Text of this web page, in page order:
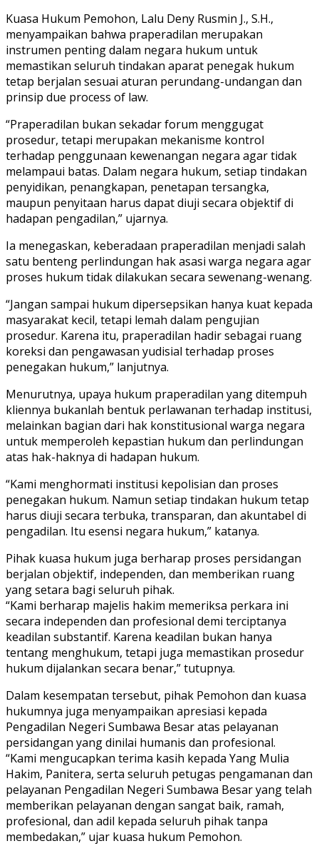
Kuasa Hukum Pemohon, Lalu Deny Rusmin J., S.H.,
menyampaikan bahwa praperadilan merupakan
instrumen penting dalam negara hukum untuk
memastikan seluruh tindakan aparat penegak hukum
tetap berjalan sesuai aturan perundang-undangan dan
prinsip due process of law.
“Praperadilan bukan sekadar forum menggugat
prosedur, tetapi merupakan mekanisme kontrol
terhadap penggunaan kewenangan negara agar tidak
melampaui batas. Dalam negara hukum, setiap tindakan
penyidikan, penangkapan, penetapan tersangka,
maupun penyitaan harus dapat diuji secara objektif di
hadapan pengadilan,” ujarnya.
Ia menegaskan, keberadaan praperadilan menjadi salah
satu benteng perlindungan hak asasi warga negara agar
proses hukum tidak dilakukan secara sewenang-wenang.
“Jangan sampai hukum dipersepsikan hanya kuat kepada
masyarakat kecil, tetapi lemah dalam pengujian
prosedur. Karena itu, praperadilan hadir sebagai ruang
koreksi dan pengawasan yudisial terhadap proses
penegakan hukum,” lanjutnya.
Menurutnya, upaya hukum praperadilan yang ditempuh
kliennya bukanlah bentuk perlawanan terhadap institusi,
melainkan bagian dari hak konstitusional warga negara
untuk memperoleh kepastian hukum dan perlindungan
atas hak-haknya di hadapan hukum.
“Kami menghormati institusi kepolisian dan proses
penegakan hukum. Namun setiap tindakan hukum tetap
harus diuji secara terbuka, transparan, dan akuntabel di
pengadilan. Itu esensi negara hukum,” katanya.
Pihak kuasa hukum juga berharap proses persidangan
berjalan objektif, independen, dan memberikan ruang
yang setara bagi seluruh pihak.
“Kami berharap majelis hakim memeriksa perkara ini
secara independen dan profesional demi terciptanya
keadilan substantif. Karena keadilan bukan hanya
tentang menghukum, tetapi juga memastikan prosedur
hukum dijalankan secara benar,” tutupnya.
Dalam kesempatan tersebut, pihak Pemohon dan kuasa
hukumnya juga menyampaikan apresiasi kepada
Pengadilan Negeri Sumbawa Besar atas pelayanan
persidangan yang dinilai humanis dan profesional.
“Kami mengucapkan terima kasih kepada Yang Mulia
Hakim, Panitera, serta seluruh petugas pengamanan dan
pelayanan Pengadilan Negeri Sumbawa Besar yang telah
memberikan pelayanan dengan sangat baik, ramah,
profesional, dan adil kepada seluruh pihak tanpa
membedakan,” ujar kuasa hukum Pemohon.